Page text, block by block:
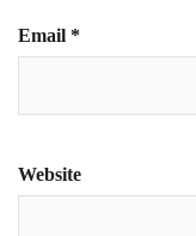
Email *
Website